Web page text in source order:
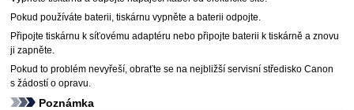
Pokud používáte baterii,tiskárnu vypněte a baterii odpojte.
Připojtetiskárnu ksíťovému adaptéru nebo připojte baterii ktiskárně a znovu
ji zapněte.
Pokud to problém nevyřeší, obraťte se na nejbližší servisní střediskoCanon
s žádostí o opravu.
Poznámka